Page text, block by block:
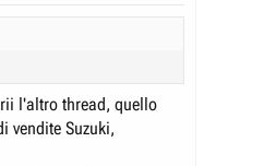
l'altro thread, quello
vendite Suzuki,